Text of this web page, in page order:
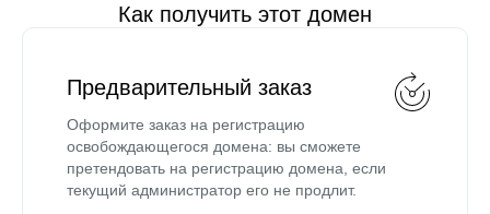
Как получить этот домен
Предварительный заказ
Оформите заказ на регистрацию
освобождающегося домена: вы сможете
претендовать на регистрацию домена, если
текущий администратор его не продлит.